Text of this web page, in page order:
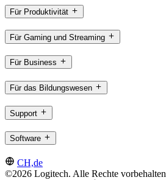
Für Produktivität
Für Gaming und Streaming
Für Business
Für das Bildungswesen
Support
Software
CH,de
©2026 Logitech. Alle Rechte vorbehalten